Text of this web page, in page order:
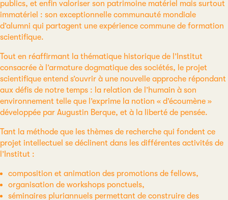
publics, et enfin valoriser son patrimoine matériel mais surtout
immatériel : son exceptionnelle communauté mondiale
d’alumni qui partagent une expérience commune de formation
scientifique.
Tout en réaffirmant la thématique historique de l’Institut
consacrée à l’armature dogmatique des sociétés, le projet
scientifique entend s’ouvrir à une nouvelle approche répondant
aux défis de notre temps : la relation de l’humain à son
environnement telle que l’exprime la notion « d’écoumène »
développée par Augustin Berque, et à la liberté de pensée.
Tant la méthode que les thèmes de recherche qui fondent ce
projet intellectuel se déclinent dans les différentes activités de
l’Institut :
composition et animation des promotions de fellows,
organisation de workshops ponctuels,
séminaires pluriannuels permettant de construire des